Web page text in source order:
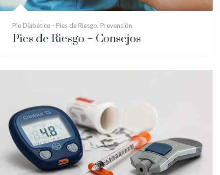
Pie Diabético - Pies de Riesgo, Prevención
Pies de Riesgo – Consejos